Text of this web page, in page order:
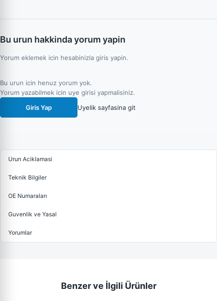
Bu urun hakkinda yorum yapin
Yorum eklemek icin hesabinizla giris yapin.
Bu urun icin henuz yorum yok.
Yorum yazabilmek icin uye girisi yapmalisiniz.
Giris Yap
Uyelik sayfasina git
Urun Aciklamasi
Teknik Bilgiler
OE Numaraları
Guvenlik ve Yasal
Yorumlar
Benzer ve İlgili Ürünler